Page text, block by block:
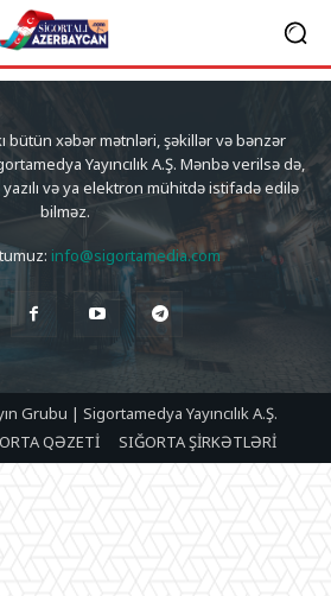
bütün xəbər mətnləri, şəkillər və bənzər
Yayıncılık A.Ş. Mənbə verilsə də,
və ya elektron mühitdə istifadə edilə
bilməz.
info@sigortamedia.com
Grubu | Sigortamedya Yayıncılık A.Ş.
QƏZETİ SIĞORTA ŞİRKƏTLƏRİ